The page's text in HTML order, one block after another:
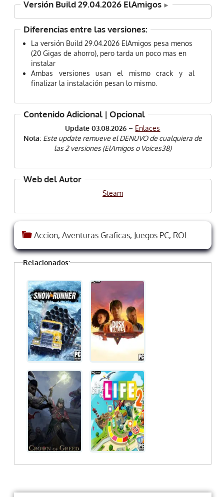
Versión Build 29.04.2026 ElAmigos
Diferencias entre las versiones:
La versión Build 29.04.2026 ElAmigos pesa menos
(20 Gigas de ahorro), pero tarda un poco mas en
instalar
Ambas versiones usan el mismo crack y al
finalizar la instalación pesan lo mismo.
Contenido Adicional | Opcional
Update 03.08.2026 – Enlaces
Nota: Este update remueve el DENUVO de cualquiera de
las 2 versiones (ElAmigos o Voices38)
Web del Autor
Steam
Accion, Aventuras Graficas, Juegos PC, ROL
Relacionados: